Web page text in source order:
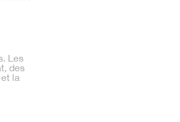
Les
des
la